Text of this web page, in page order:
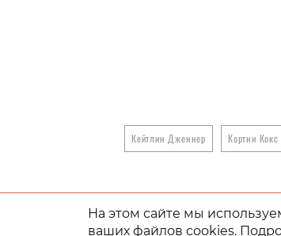
Кейтлин Дженнер Кортни Кокс
На этом сайте мы
ваших файлов cookies.